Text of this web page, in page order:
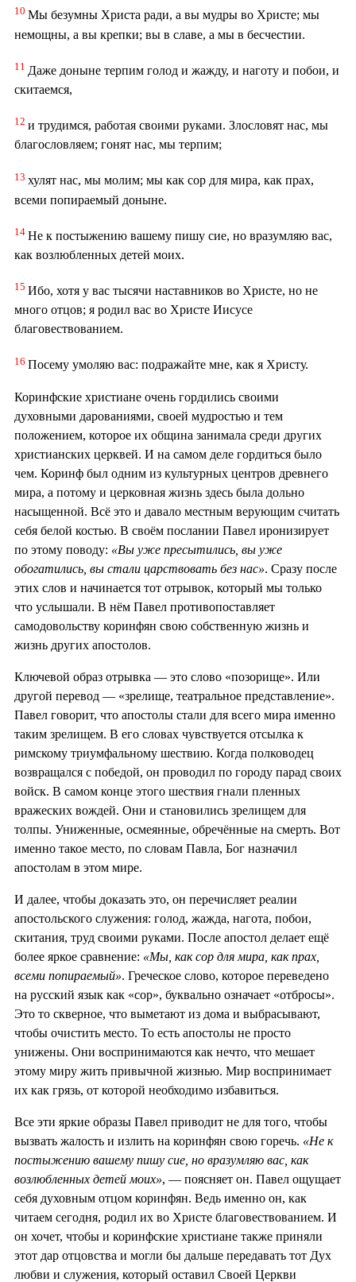
10 Мы безумны Христа ради, а вы мудры во Христе; мы
немощны, а вы крепки; вы в славе, а мы в бесчестии.
11 Даже доныне терпим голод и жажду, и наготу и побои, и
скитаемся,
12 и трудимся, работая своими руками. Злословят нас, мы
благословляем; гонят нас, мы терпим;
13 хулят нас, мы молим; мы как сор для мира, как прах,
всеми попираемый доныне.
14 Не к постыжению вашему пишу сие, но вразумляю вас,
как возлюбленных детей моих.
15 Ибо, хотя у вас тысячи наставников во Христе, но не
много отцов; я родил вас во Христе Иисусе
благовествованием.
16 Посему умоляю вас: подражайте мне, как я Христу.
Коринфские христиане очень гордились своими
духовными дарованиями, своей мудростью и тем
положением, которое их община занимала среди других
христианских церквей. И на самом деле гордиться было
чем. Коринф был одним из культурных центров древнего
мира, а потому и церковная жизнь здесь была дольно
насыщенной. Всё это и давало местным верующим считать
себя белой костью. В своём послании Павел иронизирует
по этому поводу: «Вы уже пресытились, вы уже
обогатились, вы стали царствовать без нас». Сразу после
этих слов и начинается тот отрывок, который мы только
что услышали. В нём Павел противопоставляет
самодовольству коринфян свою собственную жизнь и
жизнь других апостолов.
Ключевой образ отрывка — это слово «позорище». Или
другой перевод — «зрелище, театральное представление».
Павел говорит, что апостолы стали для всего мира именно
таким зрелищем. В его словах чувствуется отсылка к
римскому триумфальному шествию. Когда полководец
возвращался с победой, он проводил по городу парад своих
войск. В самом конце этого шествия гнали пленных
вражеских вождей. Они и становились зрелищем для
толпы. Униженные, осмеянные, обречённые на смерть. Вот
именно такое место, по словам Павла, Бог назначил
апостолам в этом мире.
И далее, чтобы доказать это, он перечисляет реалии
апостольского служения: голод, жажда, нагота, побои,
скитания, труд своими руками. После апостол делает ещё
более яркое сравнение: «Мы, как сор для мира, как прах,
всеми попираемый». Греческое слово, которое переведено
на русский язык как «сор», буквально означает «отбросы».
Это то скверное, что выметают из дома и выбрасывают,
чтобы очистить место. То есть апостолы не просто
унижены. Они воспринимаются как нечто, что мешает
этому миру жить привычной жизнью. Мир воспринимает
их как грязь, от которой необходимо избавиться.
Все эти яркие образы Павел приводит не для того, чтобы
вызвать жалость и излить на коринфян свою горечь. «Не к
постыжению вашему пишу сие, но вразумляю вас, как
возлюбленных детей моих», — поясняет он. Павел ощущает
себя духовным отцом коринфян. Ведь именно он, как
читаем сегодня, родил их во Христе благовествованием. И
он хочет, чтобы и коринфские христиане также приняли
этот дар отцовства и могли бы дальше передавать тот Дух
любви и служения, который оставил Своей Церкви